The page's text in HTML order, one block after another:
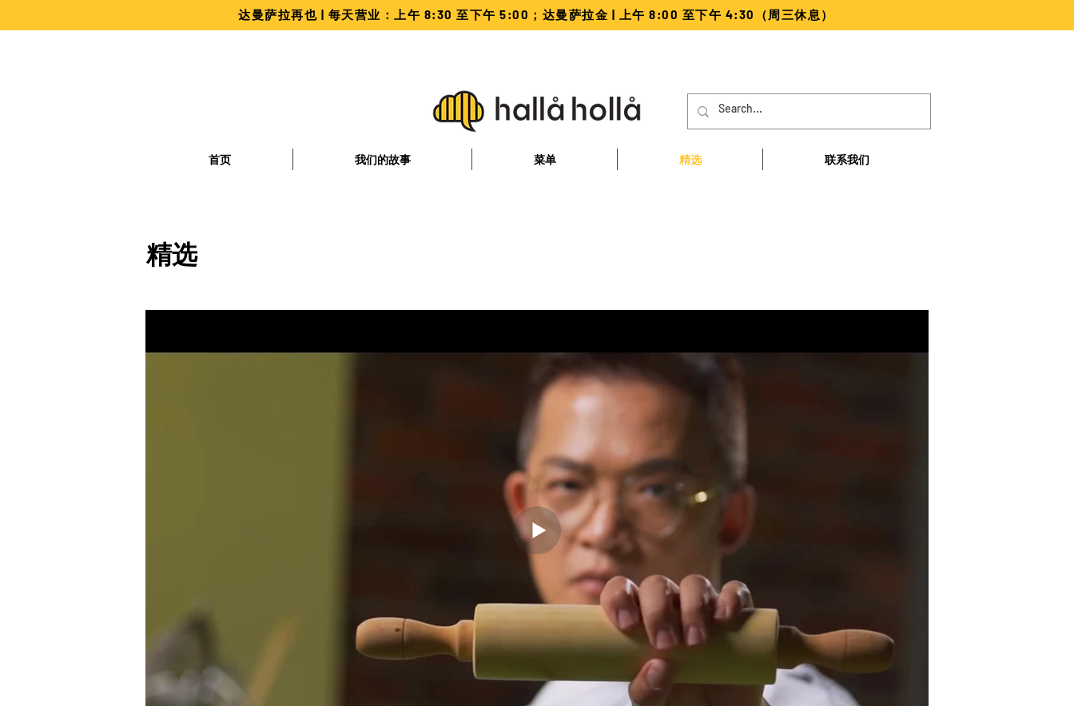
达曼萨拉再也 | 每天营业：上午 8:30 至下午 5:00；达曼萨拉金 | 上午 8:00 至下午 4:30（周三休息）
首页 我们的故事 菜单 精选 联系我们
精选